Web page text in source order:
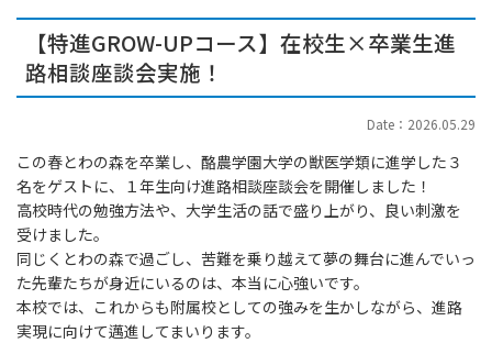
【特進GROW-UPコース】在校生×卒業生進
路相談座談会実施！
Date：2026.05.29
この春とわの森を卒業し、酪農学園大学の獣医学類に進学した３
名をゲストに、１年生向け進路相談座談会を開催しました！
高校時代の勉強方法や、大学生活の話で盛り上がり、良い刺激を
受けました。
同じくとわの森で過ごし、苦難を乗り越えて夢の舞台に進んでいっ
た先輩たちが身近にいるのは、本当に心強いです。
本校では、これからも附属校としての強みを生かしながら、進路
実現に向けて邁進してまいります。